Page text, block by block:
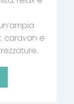
caravan e